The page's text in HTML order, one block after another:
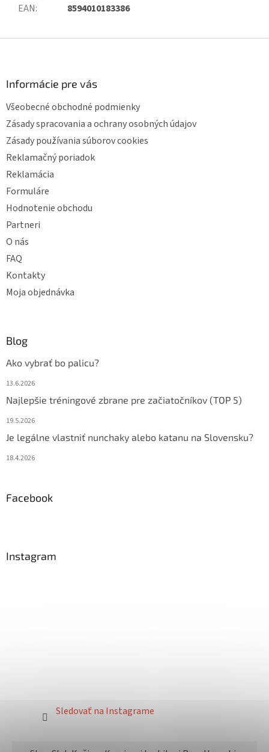
EAN: 8594010183386
Informácie pre vás
Všeobecné obchodné podmienky
Zásady spracovania a ochrany osobných údajov
Zásady používania súborov cookies
Reklamačný poriadok
Reklamácia
Formuláre
Hodnotenie obchodu
Partneri
O nás
FAQ
Kontakty
Moja objednávka
Blog
Ako vybrať bo palicu?
13.6.2026
Najlepšie tréningové zbrane pre začiatočníkov (TOP 5)
19.5.2026
Je legálne vlastniť nunchaky alebo katanu na Slovensku?
18.4.2026
Facebook
Instagram
Sledovať na Instagrame